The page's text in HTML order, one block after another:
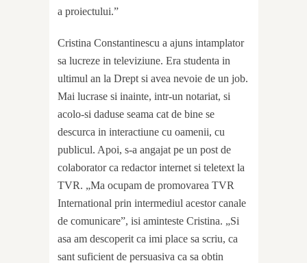
a proiectului.”
Cristina Constantinescu a ajuns intamplator
sa lucreze in televiziune. Era studenta in
ultimul an la Drept si avea nevoie de un job.
Mai lucrase si inainte, intr-un notariat, si
acolo-si daduse seama cat de bine se
descurca in interactiune cu oamenii, cu
publicul. Apoi, s-a angajat pe un post de
colaborator ca redactor internet si teletext la
TVR. „Ma ocupam de promovarea TVR
International prin intermediul acestor canale
de comunicare”, isi aminteste Cristina. „Si
asa am descoperit ca imi place sa scriu, ca
sant suficient de persuasiva ca sa obtin